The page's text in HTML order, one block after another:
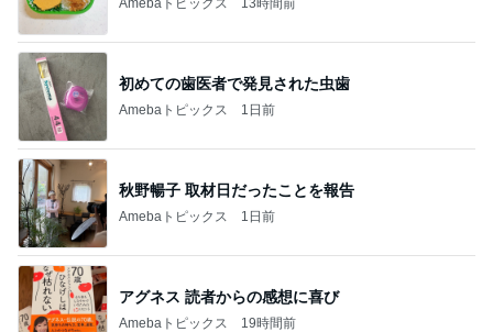
初めての歯医者で発見された虫歯
Amebaトピックス 1日前
秋野暢子 取材日だったことを報告
Amebaトピックス 1日前
アグネス 読者からの感想に喜び
Amebaトピックス 19時間前